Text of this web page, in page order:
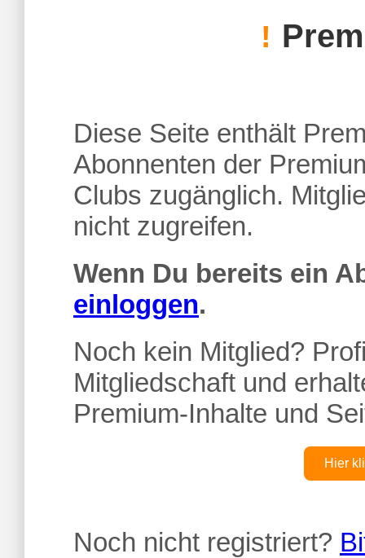
!
Diese Seite enthält
Abonnenten der
Clubs zugänglich.
nicht zugreifen.
Wenn Du bereits ein
einloggen.
Noch kein Mitglied?
Mitgliedschaft und
Premium-Inhalte und
Hier
Noch nicht registriert?